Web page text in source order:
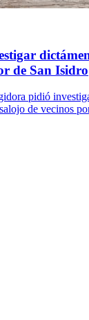
de San Isidro
pidió
de vecinos